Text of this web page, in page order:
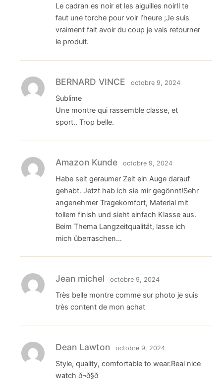
Le cadran es noir et les aiguilles noirIl te
faut une torche pour voir l’heure ;Je suis
vraiment fait avoir du coup je vais retourner
le produit.
BERNARD VINCE octobre 9, 2024
Sublime
Une montre qui rassemble classe, et
sport.. Trop belle.
Amazon Kunde octobre 9, 2024
Habe seit geraumer Zeit ein Auge darauf
gehabt. Jetzt hab ich sie mir gegönnt!Sehr
angenehmer Tragekomfort, Material mit
tollem finish und sieht einfach Klasse aus.
Beim Thema Langzeitqualität, lasse ich
mich überraschen…
Jean michel octobre 9, 2024
Très belle montre comme sur photo je suis
très content de mon achat
Dean Lawton octobre 9, 2024
Style, quality, comfortable to wear.Real nice
watch ð¬ð§ð